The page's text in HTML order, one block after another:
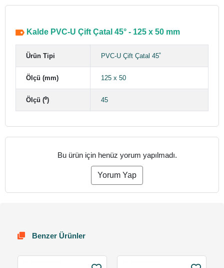
Kalde PVC-U Çift Çatal 45° - 125 x 50 mm
Ürün Tipi PVC-U Çift Çatal 45˚
Ölçü (mm) 125 x 50
Ölçü (⁰) 45
Bu ürün için henüz yorum yapılmadı.
Yorum Yap
Benzer Ürünler